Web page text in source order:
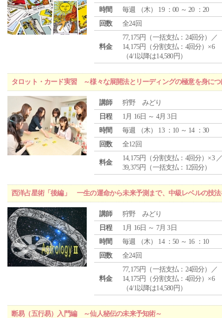
時間
毎週 （木） 19 ：00 ～ 20 ：20
回数
全24回
料金
77,175円（一括支払：24回分）／
14,175円（分割支払：4回分）×6
（4/1以降は14,580円）
タロット・カード実習 ～様々な展開法とリーディングの極意を身につ
講師
狩野 みどり
日程
1月 16日 ～ 4月 3日
時間
毎週 （木） 13 ：10 ～ 14 ：30
回数
全12回
料金
14,175円（分割支払：4回分）×3
39,375円（一括支払：12回分）
西洋占星術「後編」 一生の運命から未来予測まで、中級レベルの技法
講師
狩野 みどり
日程
1月 16日 ～ 7月 3日
時間
毎週 （木） 14 ：50 ～ 16 ：10
回数
全24回
料金
77,175円（一括支払：24回分）／
14,175円（分割支払：4回分）×6
（4/1以降は14,580円）
断易（五行易）入門編 ～仙人秘伝の未来予知術～